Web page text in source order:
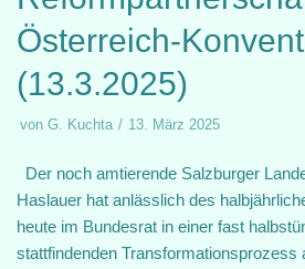
Österreich-Konvent
(13.3.2025)
von G. Kuchta 13. März 2025
Der noch amtierende Salzburger
Haslauer hat anlässlich des
heute im Bundesrat in einer fast
stattfindenden Transformationsprozess